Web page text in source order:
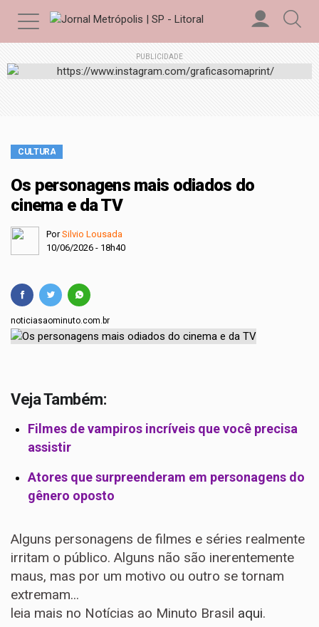
PUBLICIDADE
CULTURA
Os personagens mais odiados do
cinema e da TV
PorSilvio Lousada
10/06/2026 - 18h40
noticiasaominuto.com.br
Veja Também:
Filmes de vampiros incríveis que você precisa
assistir
Atores que surpreenderam em personagens do
gênero oposto
Alguns personagens de filmes e séries realmente
irritam o público. Alguns não são inerentemente
maus, mas por um motivo ou outro se tornam
extremam...
leia mais no Notícias ao Minuto Brasil aqui.